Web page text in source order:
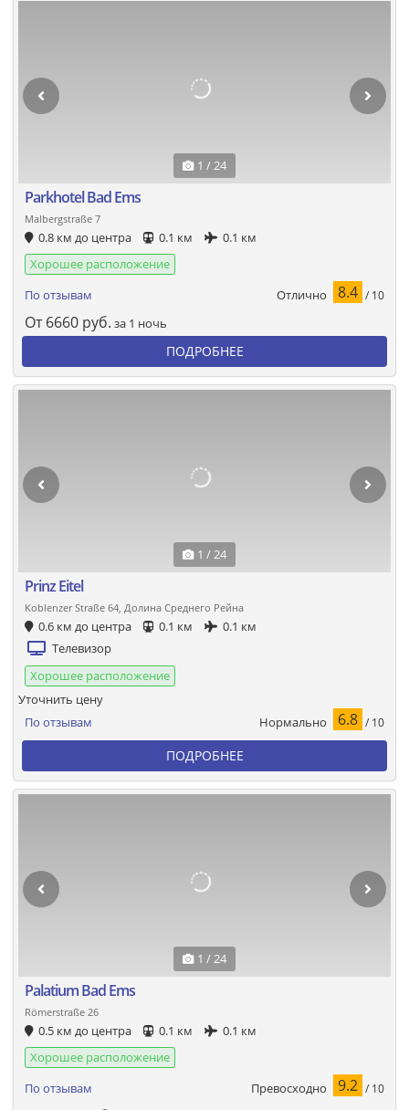
1 / 24
Parkhotel Bad Ems
Malbergstraße 7
0.8 км до центра 0.1 км
0.1 км
Хорошее расположение
По отзывам
Отлично 8.4 / 10
От 6660 руб. за 1 ночь
ПОДРОБНЕЕ
1 / 24
Prinz Eitel
Koblenzer Straße 64, Долина Среднего Рейна
0.6 км до центра 0.1 км
0.1 км
Телевизор
Хорошее расположение
По отзывам Нормально 6.8 / 10
Уточнить цену
ПОДРОБНЕЕ
1 / 24
Palatium Bad Ems
Römerstraße 26
0.5 км до центра 0.1 км
0.1 км
Хорошее расположение
По отзывам
Превосходно 9.2 / 10